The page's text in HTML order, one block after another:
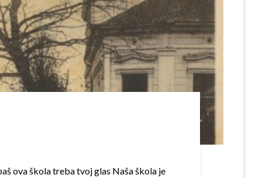
ova škola treba tvoj glas Naša škola je